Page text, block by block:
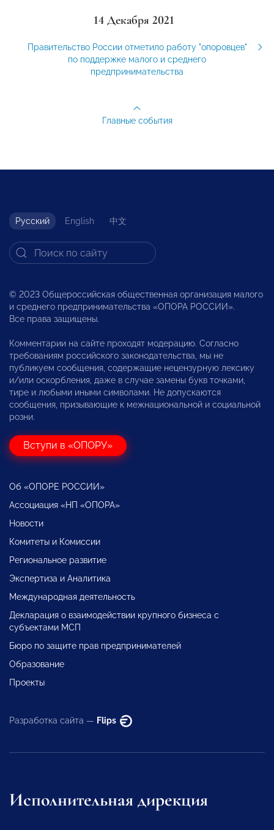
14 Декабря 2021
Правительство России отметило работу "опоровцев"
по поддержке малого и среднего
предпринимательства
Главные события
Русский English 中文
© 2023 Общероссийская общественная организация малого
и среднего предпринимательства «ОПОРА РОССИИ».
Все права защищены.
Комментарии на сайте проходят модерацию. Согласно
требованиям российского законодательства, мы не
публикуем сообщения, содержащие нецензурную лексику
и/или оскорбления, даже в случае замены букв точками,
тире и любыми иными символами. Не допускаются
сообщения, призывающие к межнациональной и социальной
розни.
Вступи в «ОПОРУ»
Об «ОПОРЕ РОССИИ»
Ассоциация «НП «ОПОРА»
Новости
Комитеты и Комиссии
Региональное развитие
Экспертиза и Аналитика
Международная деятельность
Декларация о взаимодействии крупного бизнеса с
субъектами МСП
Бюро по защите прав предпринимателей
Образование
Проекты
Разработка сайта — Flips
Исполнительная дирекция